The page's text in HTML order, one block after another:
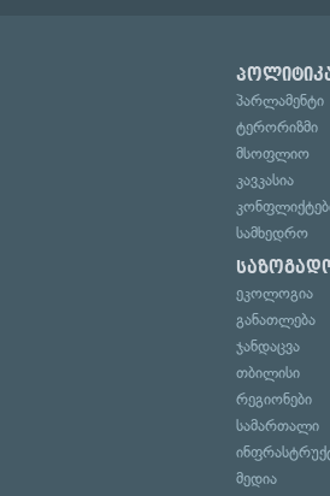
პარლამენტი
ტერორიზმი
მსოფლიო
კავკასია
სამხედრო
ეკოლოგია
განათლება
ჯანდაცვა
თბილისი
რეგიონები
სამართალი
მედია